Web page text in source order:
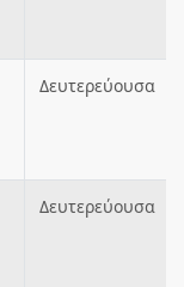
Δευτερεύουσα
Δευτερεύουσα